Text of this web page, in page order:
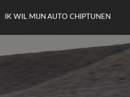
IK WIL MIJN AUTO CHIPTUNEN